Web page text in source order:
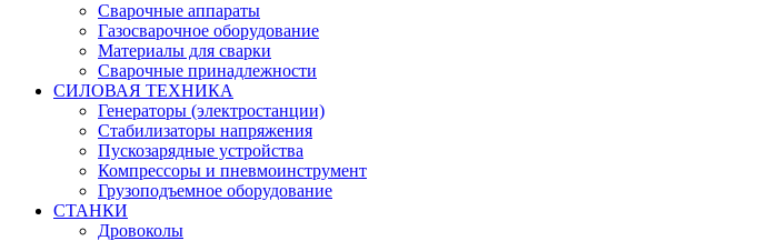
Сварочные аппараты
Газосварочное оборудование
Материалы для сварки
Сварочные принадлежности
СИЛОВАЯ ТЕХНИКА
Генераторы (электростанции)
Стабилизаторы напряжения
Пускозарядные устройства
Компрессоры и пневмоинструмент
Грузоподъемное оборудование
СТАНКИ
Дровоколы